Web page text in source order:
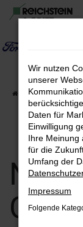
Zum
springen
Startseite Verkauf
Wir nutzen
unserer
Daten für
Einwilligung
Ihre Meinung
für die
Umfang der
Impressum
Folgende